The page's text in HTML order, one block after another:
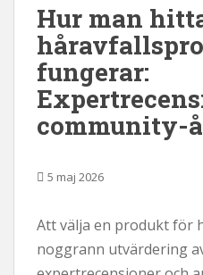
Hur man
fungerar:
community-
5 maj 2026
Att välja en produkt för
noggrann utvärdering